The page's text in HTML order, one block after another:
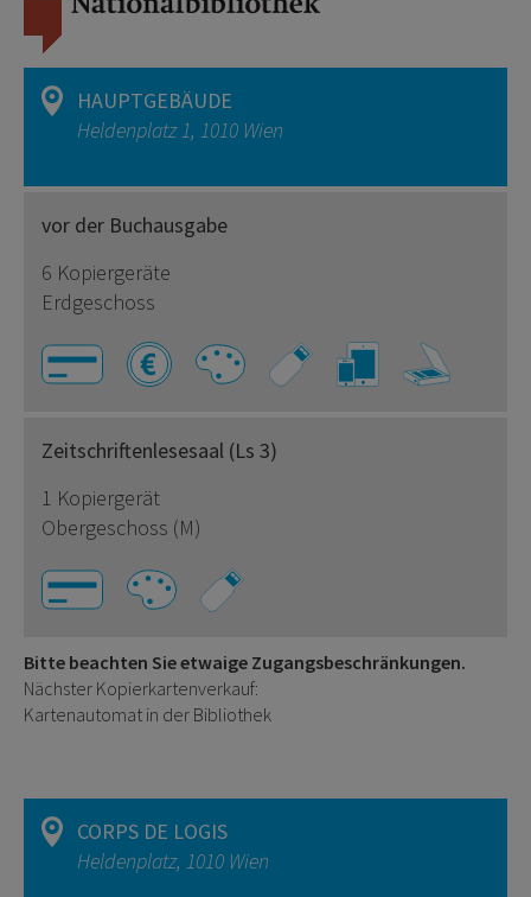
HAUPTGEBÄUDE
Heldenplatz 1, 1010 Wien
vor der Buchausgabe
6 Kopiergeräte
Erdgeschoss
Zeitschriftenlesesaal (Ls 3)
1 Kopiergerät
Obergeschoss (M)
Bitte beachten Sie etwaige Zugangsbeschränkungen.
Nächster Kopierkartenverkauf:
Kartenautomat in der Bibliothek
CORPS DE LOGIS
Heldenplatz, 1010 Wien